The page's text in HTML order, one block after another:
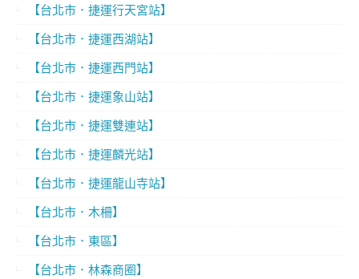
【台北市．捷運行天宮站】
【台北市．捷運西湖站】
【台北市．捷運西門站】
【台北市．捷運象山站】
【台北市．捷運雙連站】
【台北市．捷運麟光站】
【台北市．捷運龍山寺站】
【台北市．木柵】
【台北市．東區】
【台北市．林森商圈】